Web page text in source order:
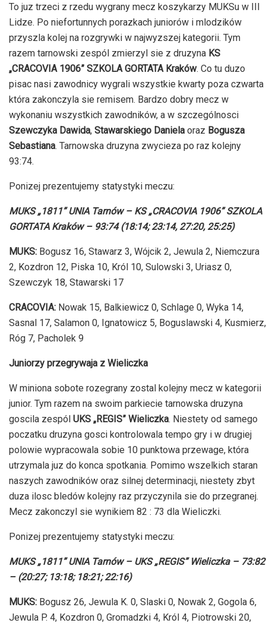
To juz trzeci z rzedu wygrany mecz koszykarzy MUKSu w III
Lidze. Po niefortunnych porazkach juniorów i mlodzików
przyszla kolej na rozgrywki w najwyzszej kategorii. Tym
razem tarnowski zespól zmierzyl sie z druzyna KS
„CRACOVIA 1906” SZKOLA GORTATA Kraków. Co tu duzo
pisac nasi zawodnicy wygrali wszystkie kwarty poza czwarta
która zakonczyla sie remisem. Bardzo dobry mecz w
wykonaniu wszystkich zawodników, a w szczególnosci
Szewczyka Dawida, Stawarskiego Daniela oraz Bogusza
Sebastiana. Tarnowska druzyna zwycieza po raz kolejny
93:74.
Ponizej prezentujemy statystyki meczu:
MUKS „1811” UNIA Tarnów – KS „CRACOVIA 1906” SZKOLA
GORTATA Kraków – 93:74 (18:14; 23:14, 27:20, 25:25)
MUKS: Bogusz 16, Stawarz 3, Wójcik 2, Jewula 2, Niemczura
2, Kozdron 12, Piska 10, Król 10, Sulowski 3, Uriasz 0,
Szewczyk 18, Stawarski 17
CRACOVIA: Nowak 15, Balkiewicz 0, Schlage 0, Wyka 14,
Sasnal 17, Salamon 0, Ignatowicz 5, Boguslawski 4, Kusmierz,
Róg 7, Pacholek 9
Juniorzy przegrywaja z Wieliczka
W miniona sobote rozegrany zostal kolejny mecz w kategorii
junior. Tym razem na swoim parkiecie tarnowska druzyna
goscila zespól UKS „REGIS” Wieliczka. Niestety od samego
poczatku druzyna gosci kontrolowala tempo gry i w drugiej
polowie wypracowala sobie 10 punktowa przewage, która
utrzymala juz do konca spotkania. Pomimo wszelkich staran
naszych zawodników oraz silnej determinacji, niestety zbyt
duza ilosc bledów kolejny raz przyczynila sie do przegranej.
Mecz zakonczyl sie wynikiem 82 : 73 dla Wieliczki.
Ponizej prezentujemy statystyki meczu:
MUKS „1811” UNIA Tarnów – UKS „REGIS” Wieliczka – 73:82
– (20:27; 13:18; 18:21; 22:16)
MUKS: Bogusz 26, Jewula K. 0, Slaski 0, Nowak 2, Gogola 6,
Jewula P. 4, Kozdron 0, Gromadzki 4, Król 4, Piotrowski 20,